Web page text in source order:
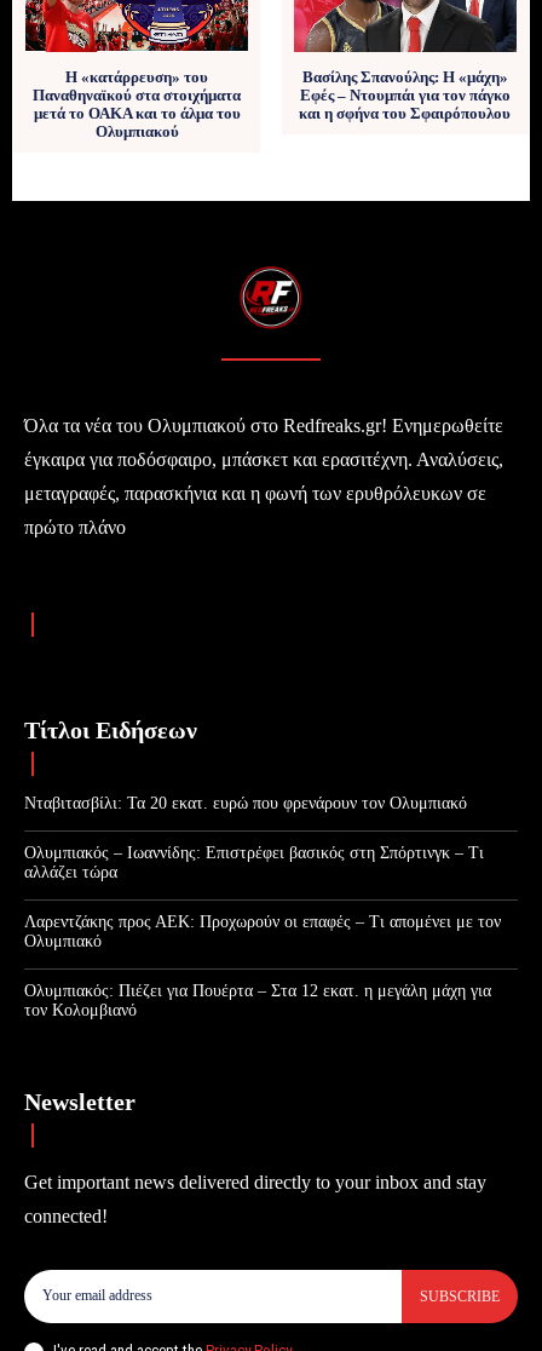
Η «κατάρρευση» του
Παναθηναϊκού στα στοιχήματα
μετά το ΟΑΚΑ και το άλμα του
Ολυμπιακού
Βασίλης Σπανούλης: Η «μάχη»
Εφές – Ντουμπάι για τον πάγκο
και η σφήνα του Σφαιρόπουλου
Όλα τα νέα του Ολυμπιακού στο Redfreaks.gr! Ενημερωθείτε
έγκαιρα για ποδόσφαιρο, μπάσκετ και ερασιτέχνη. Αναλύσεις,
μεταγραφές, παρασκήνια και η φωνή των ερυθρόλευκων σε
πρώτο πλάνο
Τίτλοι Ειδήσεων
Νταβιτασβίλι: Τα 20 εκατ. ευρώ που φρενάρουν τον Ολυμπιακό
Ολυμπιακός – Ιωαννίδης: Επιστρέφει βασικός στη Σπόρτινγκ – Τι
αλλάζει τώρα
Λαρεντζάκης προς ΑΕΚ: Προχωρούν οι επαφές – Τι απομένει με τον
Ολυμπιακό
Ολυμπιακός: Πιέζει για Πουέρτα – Στα 12 εκατ. η μεγάλη μάχη για
τον Κολομβιανό
Newsletter
Get important news delivered directly to your inbox and stay
connected!
SUBSCRIBE